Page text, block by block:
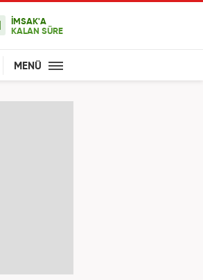
İMSAK'A
KALAN SÜRE
MENÜ